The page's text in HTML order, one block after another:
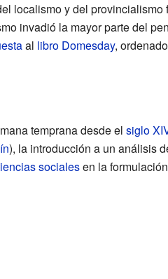
localismo y del provincialismo
invadió la mayor parte del
al libro Domesday,
temprana desde el siglo
), la introducción a un análisis
socialesen la